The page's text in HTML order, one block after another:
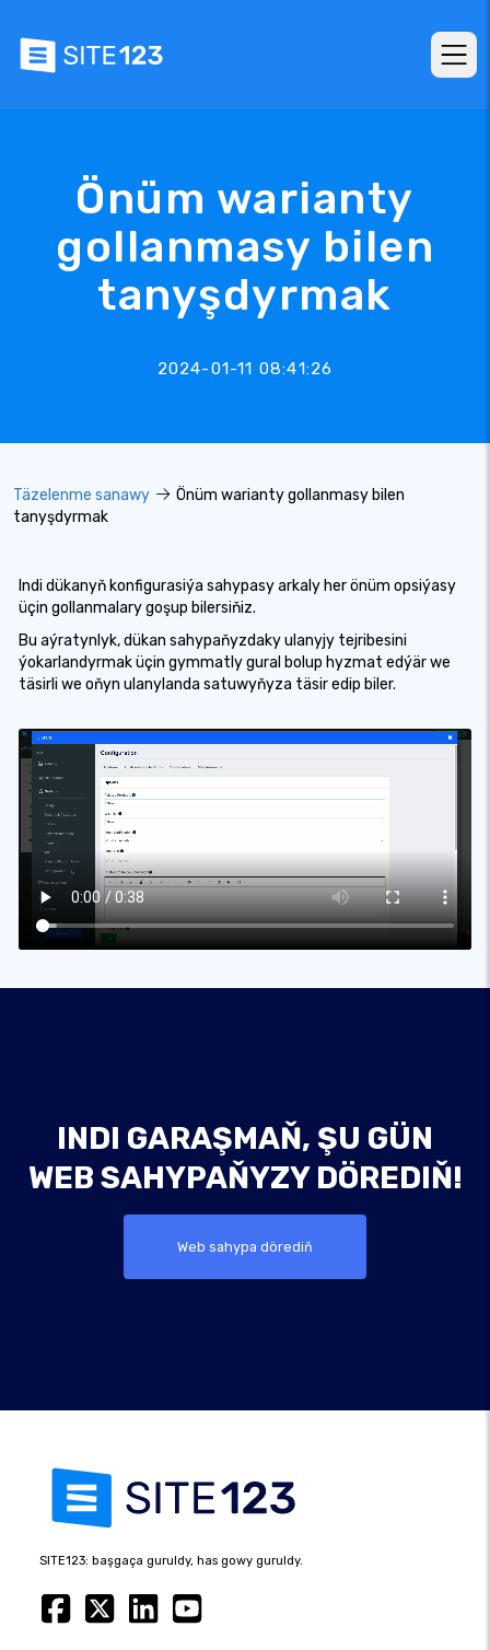
Önüm warianty
gollanmasy bilen
tanyşdyrmak
2024-01-11 08:41:26
Täzelenme sanawy
Önüm warianty gollanmasy bilen
tanyşdyrmak
Indi dükanyň konfigurasiýa sahypasy arkaly her önüm opsiýasy
üçin gollanmalary goşup bilersiňiz.
Bu aýratynlyk, dükan sahypaňyzdaky ulanyjy tejribesini
ýokarlandyrmak üçin gymmatly gural bolup hyzmat edýär we
täsirli we oňyn ulanylanda satuwyňyza täsir edip biler.
INDI GARAŞMAŇ, ŞU GÜN
WEB SAHYPAŇYZY DÖREDIŇ!
Web sahypa dörediň
SITE123: başgaça guruldy, has gowy guruldy.